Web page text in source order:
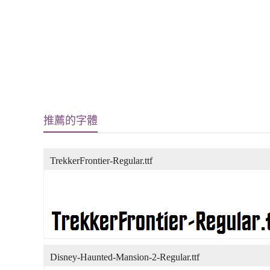
推薦的字體
TrekkerFrontier-Regular.ttf
Disney-Haunted-Mansion-2-Regular.ttf